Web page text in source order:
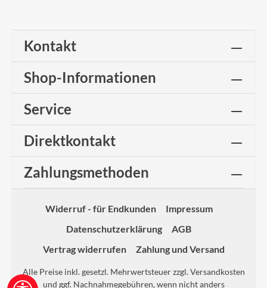
Kontakt
Shop-Informationen
Service
Direktkontakt
Zahlungsmethoden
Widerruf - für Endkunden
Impressum
Datenschutzerklärung
AGB
Vertrag widerrufen
Zahlung und Versand
Alle Preise inkl. gesetzl. Mehrwertsteuer zzgl.Versandkosten
und ggf. Nachnahmegebühren, wenn nicht anders